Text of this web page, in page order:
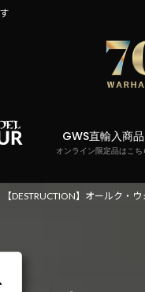
GWS直輸入商品
オンライン限定品はこち
【DESTRUCTION】オールク・